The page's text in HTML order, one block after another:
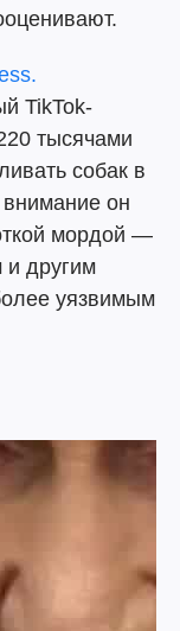
TikTok-
тысячами
собак в
он
мордой —
и другим
уязвимым